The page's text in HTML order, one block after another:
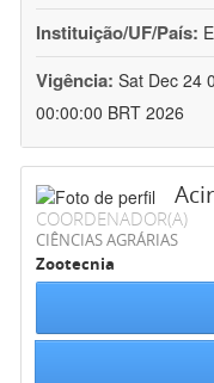
Instituição/UF/País:
Vigência: Sat Dec 24
00:00:00 BRT 2026
COORDENADOR(A)
CIÊNCIAS AGRÁRIAS
Zootecnia